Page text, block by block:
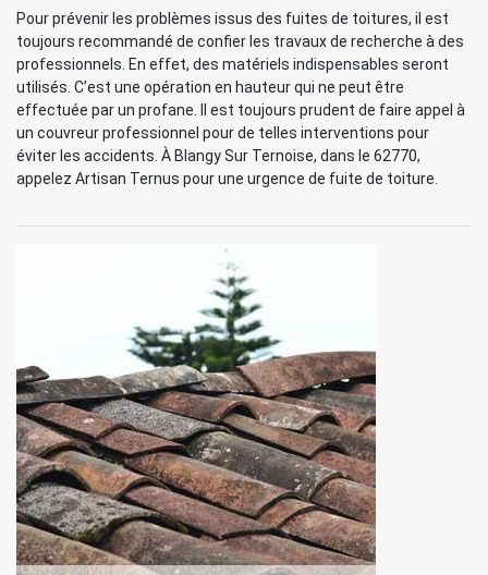
Pour prévenir les problèmes issus des fuites de toitures, il est
toujours recommandé de confier les travaux de recherche à des
professionnels. En effet, des matériels indispensables seront
utilisés. C’est une opération en hauteur qui ne peut être
effectuée par un profane. Il est toujours prudent de faire appel à
un couvreur professionnel pour de telles interventions pour
éviter les accidents. À Blangy Sur Ternoise, dans le 62770,
appelez Artisan Ternus pour une urgence de fuite de toiture.